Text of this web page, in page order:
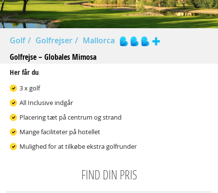
Golf Golfrejser
Mallorca
Golfrejse – Globales Mimosa
Her får du
3 x golf
All Inclusive indgår
Placering tæt på centrum og strand
Mange faciliteter på hotellet
Mulighed for at tilkøbe ekstra golfrunder
FIND DIN PRIS